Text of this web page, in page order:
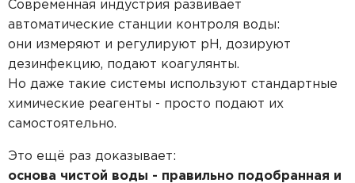
Современная индустрия развивает
автоматические станции контроля воды:
они измеряют и регулируют pH, дозируют
дезинфекцию, подают коагулянты.
Но даже такие системы используют стандартные
химические реагенты - просто подают их
самостоятельно.
Это ещё раз доказывает:
основа чистой воды - правильно подобранная и